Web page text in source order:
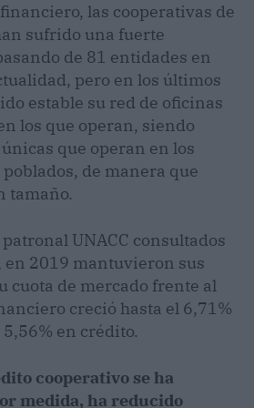
las cooperativas de
sufrido una fuerte
de 81 entidades en
pero en los últimos
estable su red de oficinas
los que operan, siendo
que operan en los
de manera que
tamaño.
UNACC consultados
en 2019 mantuvieron sus
cuota de mercado frente al
creció hasta el 6,71%
en crédito.
cooperativo se ha
medida, ha reducido